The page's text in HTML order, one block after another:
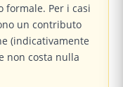
formale. Per i casi
un contributo
(indicativamente
non costa nulla